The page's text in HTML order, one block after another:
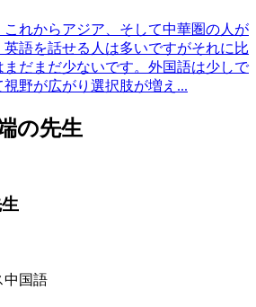
れからアジア、そして中華圏の人が
語を話せる人は多いですがそれに比
だまだ少ないです。外国語は少しで
野が広がり選択肢が増え...
の先生
国語